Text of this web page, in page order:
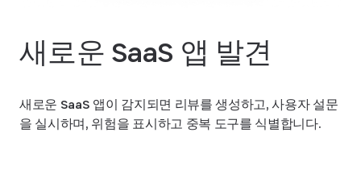
새로운 SaaS 앱 발견
새로운 SaaS 앱이 감지되면 리뷰를 생성하고, 사용자 설문
을 실시하며, 위험을 표시하고 중복 도구를 식별합니다.